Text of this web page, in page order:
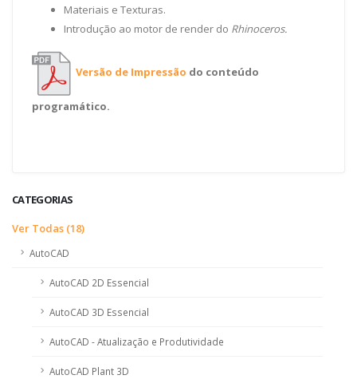
Materiais e Texturas.
Introdução ao motor de render do Rhinoceros.
Versão de Impressão do conteúdo
programático.
CATEGORIAS
Ver Todas (18)
AutoCAD
AutoCAD 2D Essencial
AutoCAD 3D Essencial
AutoCAD - Atualização e Produtividade
AutoCAD Plant 3D